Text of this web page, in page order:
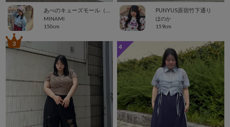
MINAMI
150cm
PUNYUS原宿竹下通り
ほのか
159cm
3 4